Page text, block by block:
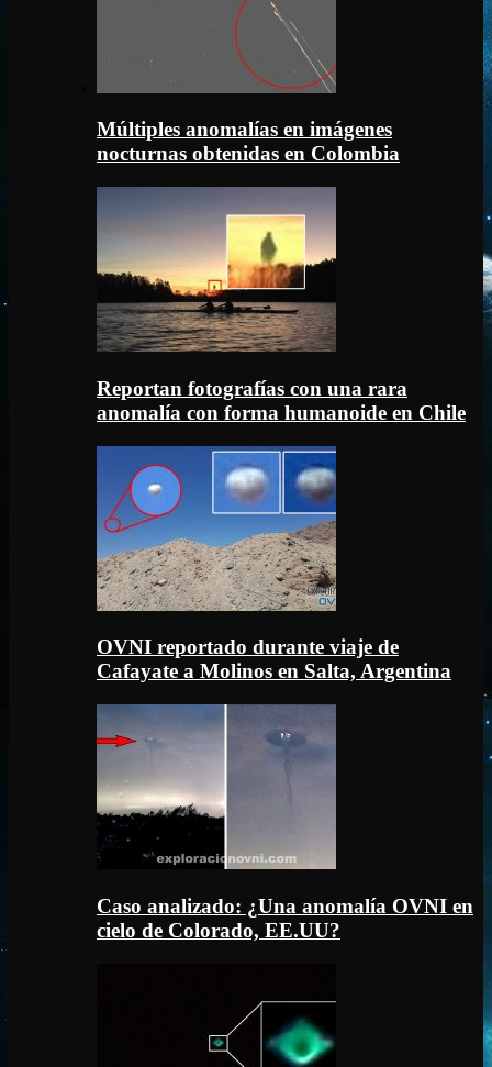
Múltiples anomalías en imágenes
nocturnas obtenidas en Colombia
Reportan fotografías con una rara
anomalía con forma humanoide en Chile
OVNI reportado durante viaje de
Cafayate a Molinos en Salta, Argentina
Caso analizado: ¿Una anomalía OVNI en
cielo de Colorado, EE.UU?